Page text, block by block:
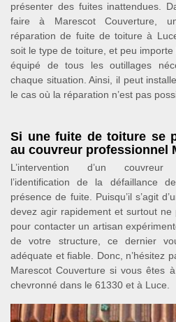
présenter des fuites inattendues.
faire à Marescot Couverture,
réparation de fuite de toiture à
soit le type de toiture, et peu importe
équipé de tous les outillages
chaque situation. Ainsi, il peut
le cas où la réparation n’est pas
Si une fuite de toiture se
au couvreur professionnel
L’intervention d’un couvreur
l’identification de la défaillance
présence de fuite. Puisqu’il s’agit
devez agir rapidement et surtout
pour contacter un artisan
de votre structure, ce dernier
adéquate et fiable. Donc, n’hésitez
Marescot Couverture si vous êtes
chevronné dans le 61330 et à Luce.